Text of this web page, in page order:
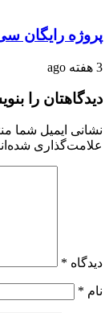
پروژه رایگان
3 هفته ago
دیدگاهتان را
نشانی ایمیل شما
علامت‌گذاری
دیدگاه *
نام *